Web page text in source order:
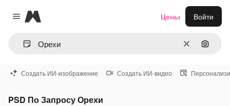
Close menu
Magnific
ОчиститьПоиск
Цены Войти
Создать ИИ-изображение Создать ИИ-видео
PSD По Запросу Орехи